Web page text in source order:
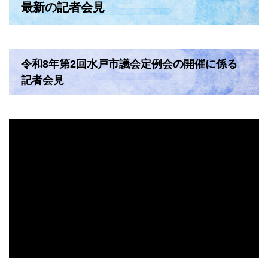
最新の記者会見
令和8年第2回水戸市議会定例会の開催に係る
記者会見